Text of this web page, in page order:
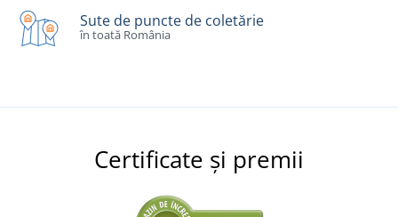
Sute de puncte de coletărie
în toată România
Certificate și premii